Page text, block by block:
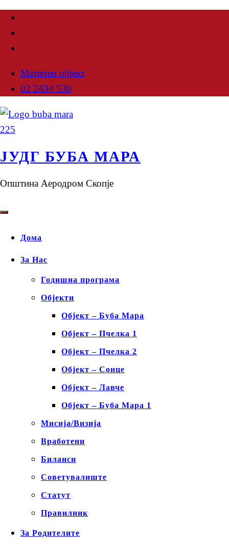
Матичен објект
02 2434 530
ЈУДГ БУБА МАРА
Општина Аеродром Скопје
Дома
За Нас
Годишна програма
Објекти
Објект – Буба Мара
Објект – Пчелка 1
Објект – Пчелка 2
Објект – Сонце
Објект – Лавче
Објект – Буба Мара 1
Мисија/Визија
Вработени
Биланси
Советувалиште
Статут
Правилник
За Родителите